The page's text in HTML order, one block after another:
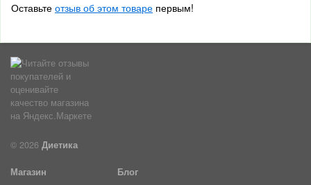
Оставьте отзыв об этом товаре первым!
© 2026 Диетика
Магазин
Блог